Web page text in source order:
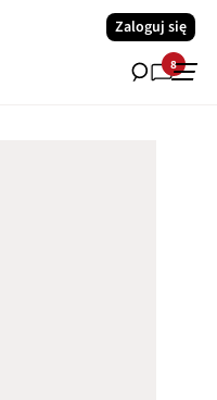
Zaloguj się
8